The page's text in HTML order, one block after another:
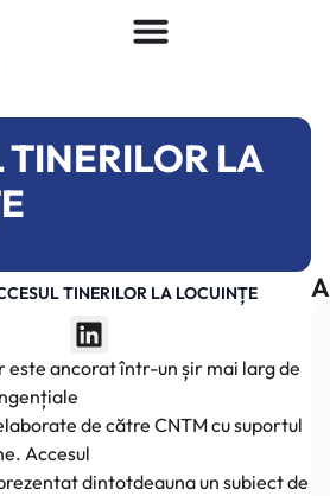
TINERILOR LA
TINERILOR LA LOCUINȚE
este ancorat într-un șir mai larg de
de către CNTM cu suportul
Accesul
dintotdeauna un subiect de